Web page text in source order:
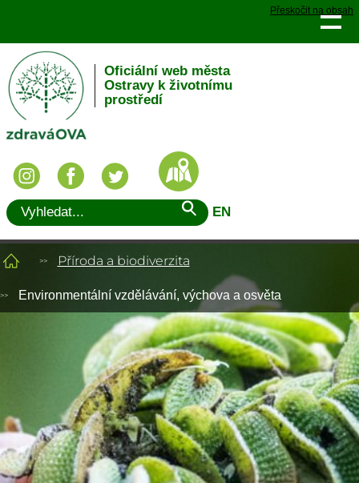
Přeskočit na obsah
Oficiální web města
Ostravy k životnímu
prostředí
EN
Příroda a biodiverzita
Environmentální vzdělávání, výchova a osvěta